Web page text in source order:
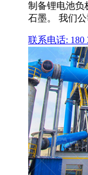
制备锂电池
石墨。 我们
联系电话: 180